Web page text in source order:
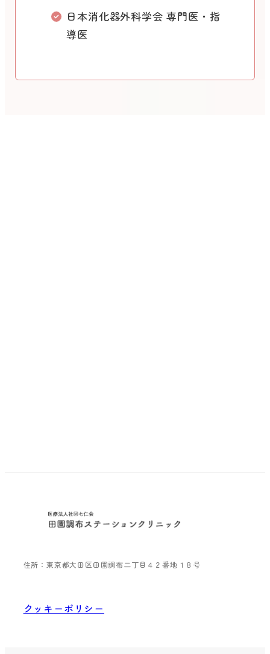
日本消化器外科学会 専門医・指
導医
住所：東京都大田区田園調布二丁目４２番地１８号
クッキーポリシー